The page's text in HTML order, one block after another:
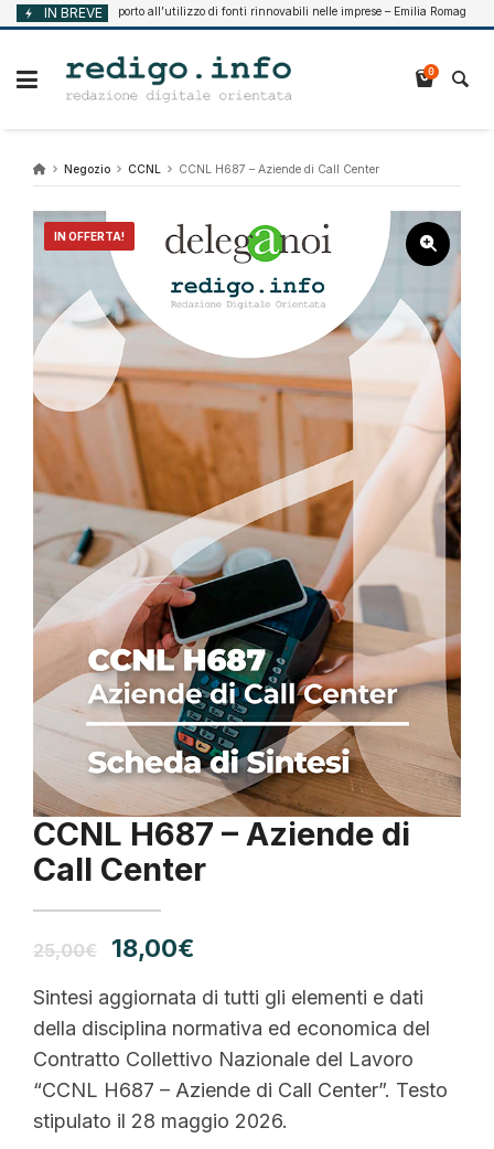
Vai
al
IN BREVE
7, 2026 Supporto all’utilizzo di fonti rinnovabili nelle imprese – Emilia Romagna
0
Negozio CCNL CCNL H687 – Aziende di Call Center
IN OFFERTA!
CCNL H687 – Aziende di
Call Center
25,00€
Il
originale
era:
25,00€.
18,00€
attuale
è:
18,00€.
Sintesi aggiornata di tutti gli elementi e dati
della disciplina normativa ed economica del
Contratto Collettivo Nazionale del Lavoro
“CCNL H687 – Aziende di Call Center”. Testo
stipulato il 28 maggio 2026.